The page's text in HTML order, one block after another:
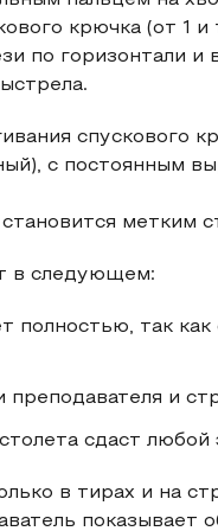
крючка (от 1 и
по горизонтали и
спускового
с постоянным
метким
в следующем:
полностью, так
преподавателя и
сдаст любой
в тирах и на
показывает